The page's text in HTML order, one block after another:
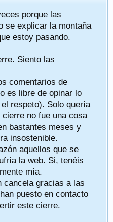
porque las
se explicar la montaña
estoy pasando.
Siento las
comentarios de
es libre de opinar lo
respeto). Solo quería
no fue una cosa
bastantes meses y
insostenible.
aquellos que se
la web. Si, tenéis
mía.
cancela gracias a las
puesto en contacto
este cierre.